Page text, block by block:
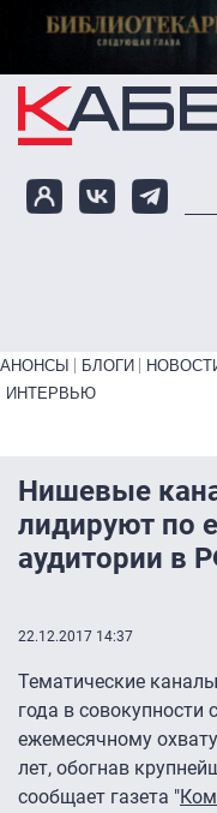
Перейти к основному
Primary links bottom
АНОНСЫ БЛОГИ
ИНТЕРВЬЮ
Нишевые
лидируют по
аудитории в
22.12.2017 14:37
Тематические
года в совокупности
ежемесячному
лет, обогнав
сообщает газета "